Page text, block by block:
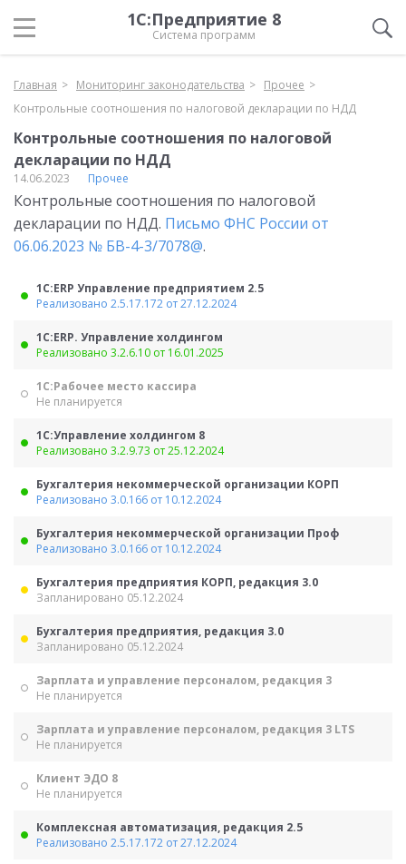
1С:Предприятие 8
Система программ
Главная Мониторинг законодательства
Прочее
Контрольные соотношения по налоговой декларации по НДД
Контрольные соотношения по налоговой
декларации по НДД
14.06.2023 Прочее
Контрольные соотношения по налоговой
декларации по НДД. Письмо ФНС России от
06.06.2023 № БВ-4-3/7078@.
1С:ERP Управление предприятием 2.5
Реализовано 2.5.17.172 от 27.12.2024
1С:ERP. Управление холдингом
Реализовано 3.2.6.10 от 16.01.2025
1С:Рабочее место кассира
Не планируется
1С:Управление холдингом 8
Реализовано 3.2.9.73 от 25.12.2024
Бухгалтерия некоммерческой организации КОРП
Реализовано 3.0.166 от 10.12.2024
Бухгалтерия некоммерческой организации Проф
Реализовано 3.0.166 от 10.12.2024
Бухгалтерия предприятия КОРП, редакция 3.0
Запланировано 05.12.2024
Бухгалтерия предприятия, редакция 3.0
Запланировано 05.12.2024
Зарплата и управление персоналом, редакция 3
Не планируется
Зарплата и управление персоналом, редакция 3 LTS
Не планируется
Клиент ЭДО 8
Не планируется
Комплексная автоматизация, редакция 2.5
Реализовано 2.5.17.172 от 27.12.2024